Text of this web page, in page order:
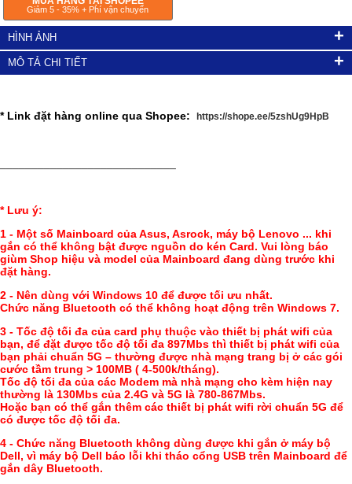
Giảm 5 - 35% + Phí vận chuyển
HÌNH ẢNH +
MÔ TẢ CHI TIẾT +
* Link đặt hàng online qua Shopee: https://shope.ee/5zshUg9HpB
* Lưu ý:
1 - Một số Mainboard của Asus, Asrock, máy bộ Lenovo ... khi
gắn có thể không bật được nguồn do kén Card. Vui lòng báo
giùm Shop hiệu và model của Mainboard đang dùng trước khi
đặt hàng.
2 - Nên dùng với Windows 10 để được tối ưu nhất.
Chức năng Bluetooth có thể không hoạt động trên Windows 7.
3 - Tốc độ tối đa của card phụ thuộc vào thiết bị phát wifi của
bạn, để đặt được tốc độ tối đa 897Mbs thì thiết bị phát wifi của
bạn phải chuẩn 5G – thường được nhà mạng trang bị ở các gói
cước tầm trung > 100MB ( 4-500k/tháng).
Tốc độ tối đa của các Modem mà nhà mạng cho kèm hiện nay
thường là 130Mbs của 2.4G và 5G là 780-867Mbs.
Hoặc bạn có thể gắn thêm các thiết bị phát wifi rời chuẩn 5G để
có được tốc độ tối đa.
4 - Chức năng Bluetooth không dùng được khi gắn ở máy bộ
Dell, vì máy bộ Dell báo lỗi khi tháo cổng USB trên Mainboard để
gắn dây Bluetooth.